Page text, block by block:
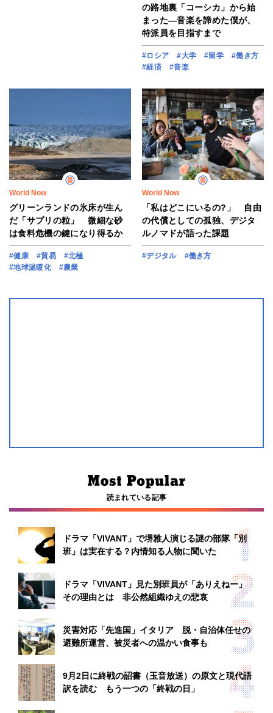
の路地裏「コーシカ」から始
まった―音楽を諦めた僕が、
特派員を目指すまで
#ロシア #大学 #留学
#働き方
#経済
#音楽
World Now
グリーンランドの氷床が生ん
だ「サプリの粒」 微細な砂
は食料危機の鍵になり得るか
#健康 #貿易
#北極
#地球温暖化
#農業
World Now
「私はどこにいるの?」 自由
の代償としての孤独、デジタ
ルノマドが語った課題
#デジタル #働き方
読まれている記事
ドラマ「VIVANT」で堺雅人演じる謎の部隊「別
班」は実在する？内情知る人物に聞いた
ドラマ「VIVANT」見た別班員が「ありえねー」
その理由とは 非公然組織ゆえの悲哀
災害対応「先進国」イタリア 脱・自治体任せの
避難所運営、被災者への温かい食事も
9月2日に終戦の詔書（玉音放送）の原文と現代語
訳を読む もう一つの「終戦の日」